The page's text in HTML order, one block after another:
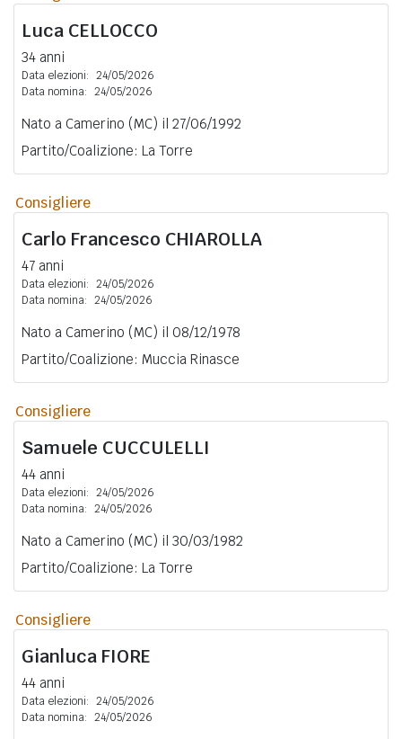
Luca CELLOCCO
34 anni
Data elezioni: 24/05/2026
Data nomina: 24/05/2026
Nato a Camerino (MC) il 27/06/1992
Partito/Coalizione: La Torre
Consigliere
Carlo Francesco CHIAROLLA
47 anni
Data elezioni: 24/05/2026
Data nomina: 24/05/2026
Nato a Camerino (MC) il 08/12/1978
Partito/Coalizione: Muccia Rinasce
Consigliere
Samuele CUCCULELLI
44 anni
Data elezioni: 24/05/2026
Data nomina: 24/05/2026
Nato a Camerino (MC) il 30/03/1982
Partito/Coalizione: La Torre
Consigliere
Gianluca FIORE
44 anni
Data elezioni: 24/05/2026
Data nomina: 24/05/2026